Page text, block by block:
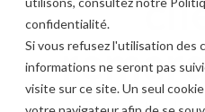
confidentialité.
Si vous refusez l'utilisation des
informations ne seront pas
visite sur ce site. Un seul